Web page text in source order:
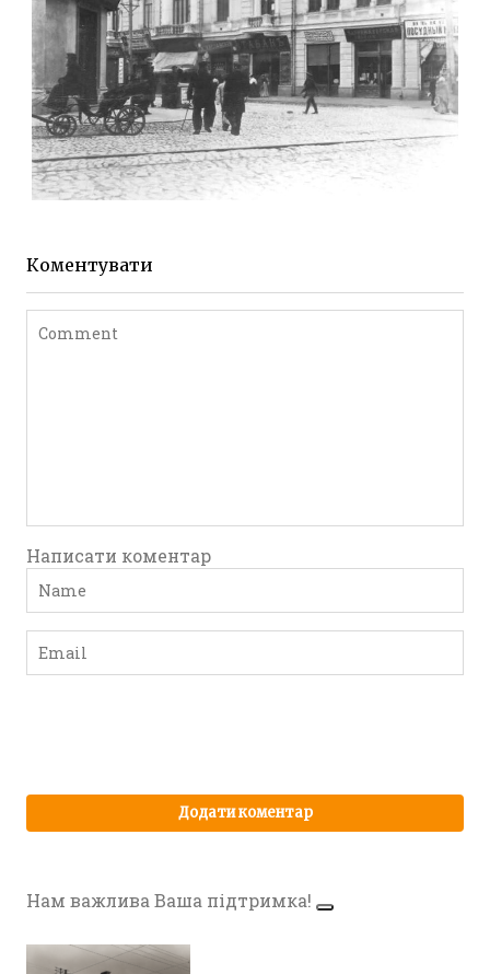
ЖИТОМИР МИХАЙЛІВСЬКА 1903 РОКУ
Коментувати
Написати коментар
Нам важлива Ваша підтримка!